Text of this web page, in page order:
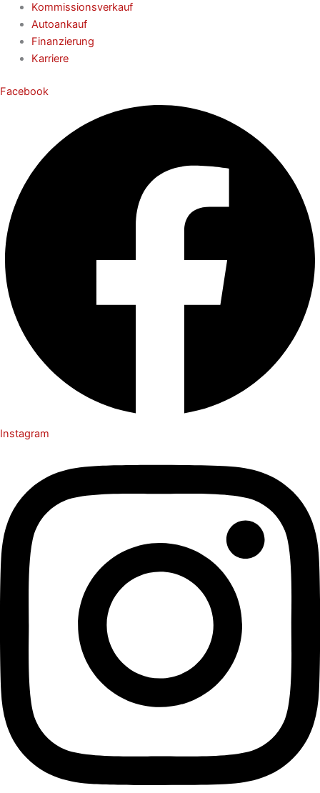
Kommissionsverkauf
Autoankauf
Finanzierung
Karriere
Facebook
Instagram